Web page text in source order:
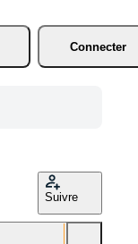
Connecter
Suivre